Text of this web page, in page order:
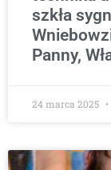
szkła
Panny,
24 marca 2025